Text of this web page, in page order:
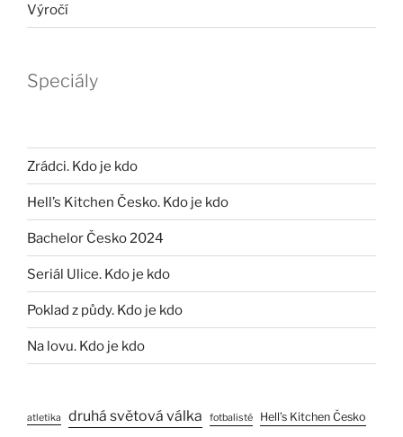
Výročí
Speciály
Zrádci. Kdo je kdo
Hell’s Kitchen Česko. Kdo je kdo
Bachelor Česko 2024
Seriál Ulice. Kdo je kdo
Poklad z půdy. Kdo je kdo
Na lovu. Kdo je kdo
atletika druhá světová válka fotbalisté Hell’s Kitchen Česko